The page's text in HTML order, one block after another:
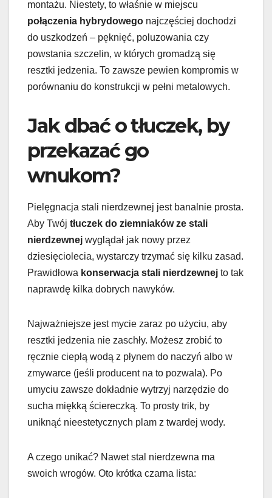
montażu. Niestety, to właśnie w miejscu
połączenia hybrydowego najczęściej dochodzi
do uszkodzeń – pęknięć, poluzowania czy
powstania szczelin, w których gromadzą się
resztki jedzenia. To zawsze pewien kompromis w
porównaniu do konstrukcji w pełni metalowych.
Jak dbać o tłuczek, by
przekazać go
wnukom?
Pielęgnacja stali nierdzewnej jest banalnie prosta.
Aby Twój tłuczek do ziemniaków ze stali
nierdzewnej wyglądał jak nowy przez
dziesięciolecia, wystarczy trzymać się kilku zasad.
Prawidłowa konserwacja stali nierdzewnej to tak
naprawdę kilka dobrych nawyków.
Najważniejsze jest mycie zaraz po użyciu, aby
resztki jedzenia nie zaschły. Możesz zrobić to
ręcznie ciepłą wodą z płynem do naczyń albo w
zmywarce (jeśli producent na to pozwala). Po
umyciu zawsze dokładnie wytrzyj narzędzie do
sucha miękką ściereczką. To prosty trik, by
uniknąć nieestetycznych plam z twardej wody.
A czego unikać? Nawet stal nierdzewna ma
swoich wrogów. Oto krótka czarna lista: